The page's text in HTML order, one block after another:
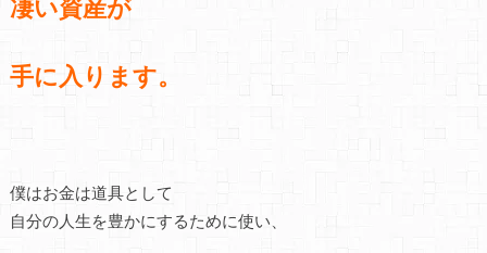
凄い資産が
手に入ります。
僕はお金は道具として
自分の人生を豊かにするために使い、